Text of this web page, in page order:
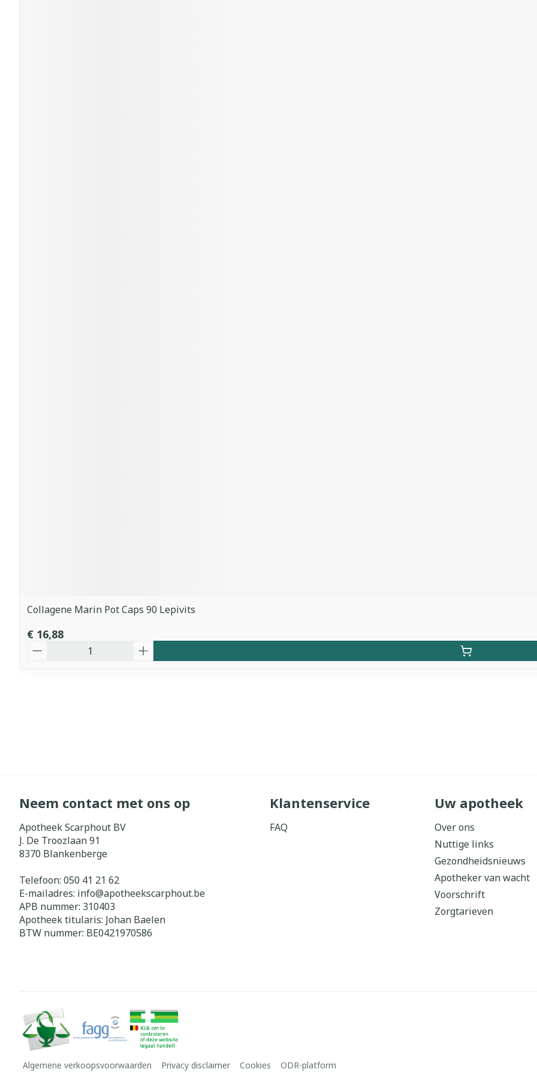
Collagene Marin Pot Caps 90 Lepivits
€ 16,88
Neem contact met ons op
Apotheek Scarphout BV
J. De Troozlaan 91
8370 Blankenberge
Telefoon: 050 41 21 62
E-mailadres: info@apotheekscarphout.be
APB nummer: 310403
Apotheek titularis: Johan Baelen
BTW nummer: BE0421970586
Klantenservice
FAQ
Uw apotheek
Over ons
Nuttige links
Gezondheidsnieuws
Apotheker van wacht
Voorschrift
Zorgtarieven
Algemene verkoopsvoorwaarden Privacy disclaimer Cookies ODR-platform